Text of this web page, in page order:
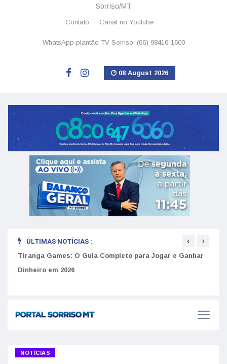
Sorriso/MT
Contato Canal no Youtube
WhatsApp plantão TV Sorriso: (66) 98416-1600
08 August 2026
ÚLTIMAS NOTÍCIAS :
Tiranga Games: O Guia Completo para Jogar e Ganhar
Dinheiro em 2026
‹ ›
NOTÍCIAS